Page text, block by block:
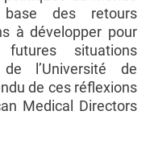
des retours
à développer pour
situations
l’Université de
de ces réflexions
Medical Directors